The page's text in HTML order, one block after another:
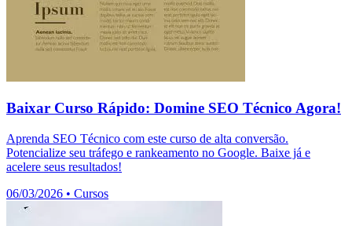
Baixar Curso Rápido: Domine SEO Técnico Agora!
Aprenda SEO Técnico com este curso de alta conversão.
Potencialize seu tráfego e rankeamento no Google. Baixe já e
acelere seus resultados!
06/03/2026 • Cursos